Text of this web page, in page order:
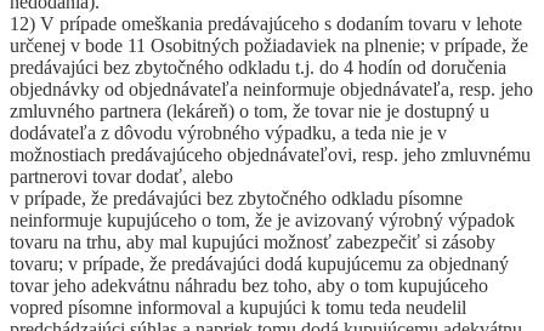
12) V prípade omeškania predávajúceho s dodaním tovaru v lehote
určenej v bode 11 Osobitných požiadaviek na plnenie; v prípade, že
predávajúci bez zbytočného odkladu t.j. do 4 hodín od doručenia
objednávky od objednávateľa neinformuje objednávateľa, resp. jeho
zmluvného partnera (lekáreň) o tom, že tovar nie je dostupný u
dodávateľa z dôvodu výrobného výpadku, a teda nie je v
možnostiach predávajúceho objednávateľovi, resp. jeho zmluvnému
partnerovi tovar dodať, alebo
v prípade, že predávajúci bez zbytočného odkladu písomne
neinformuje kupujúceho o tom, že je avizovaný výrobný výpadok
tovaru na trhu, aby mal kupujúci možnosť zabezpečiť si zásoby
tovaru; v prípade, že predávajúci dodá kupujúcemu za objednaný
tovar jeho adekvátnu náhradu bez toho, aby o tom kupujúceho
vopred písomne informoval a kupujúci k tomu teda neudelil